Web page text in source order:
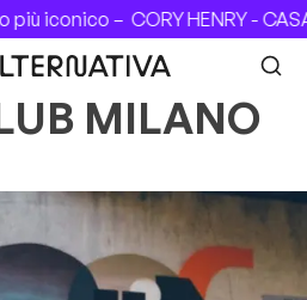
–CORY HENRY - CASA
MILANO